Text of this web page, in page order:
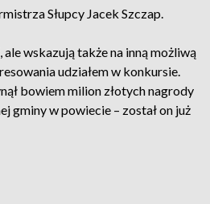
Słupcy Jacek Szczap.
wskazują także na inną możliwą
udziałem w konkursie.
bowiem milion złotych nagrody
gminy w powiecie – został on już